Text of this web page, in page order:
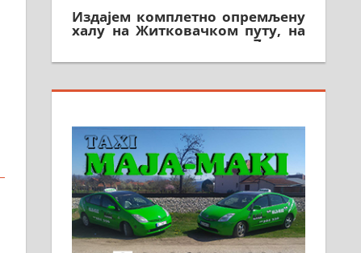
халу на Житковачком путу, на
плацу површине око 7 ари.
064/321-80-51; 063/102-35-25
На продају легализована, нова,
м2 са плацем од 8 ари у
Зеленом виру у Алексинцу.
Могућа замена. 064/21-63-584
ПОСЛОВНИ ОГЛАСИ